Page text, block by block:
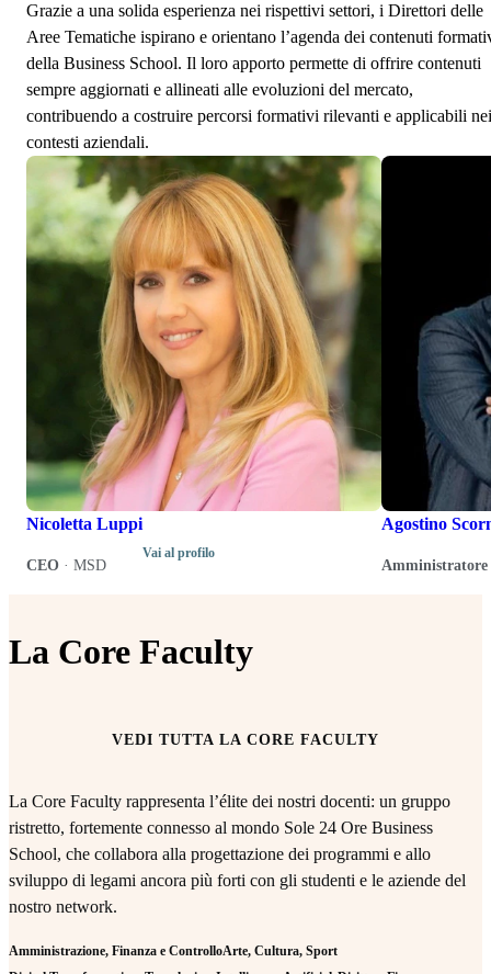
Grazie a una solida esperienza nei rispettivi settori, i Direttori delle
Aree Tematiche ispirano e orientano l’agenda dei contenuti
della Business School. Il loro apporto permette di offrire contenuti
sempre aggiornati e allineati alle evoluzioni del mercato,
contribuendo a costruire percorsi formativi rilevanti e applicabili nei
contesti aziendali.
Nicoletta Luppi
CEO · MSD
Vai al profilo
Agostino
Amministratore
La Core Faculty
VEDI TUTTA LA CORE FACULTY
La Core Faculty rappresenta l’élite dei nostri docenti: un gruppo
ristretto, fortemente connesso al mondo Sole 24 Ore Business
School, che collabora alla progettazione dei programmi e allo
sviluppo di legami ancora più forti con gli studenti e le aziende del
nostro network.
Amministrazione, Finanza e ControlloArte, Cultura, Sport